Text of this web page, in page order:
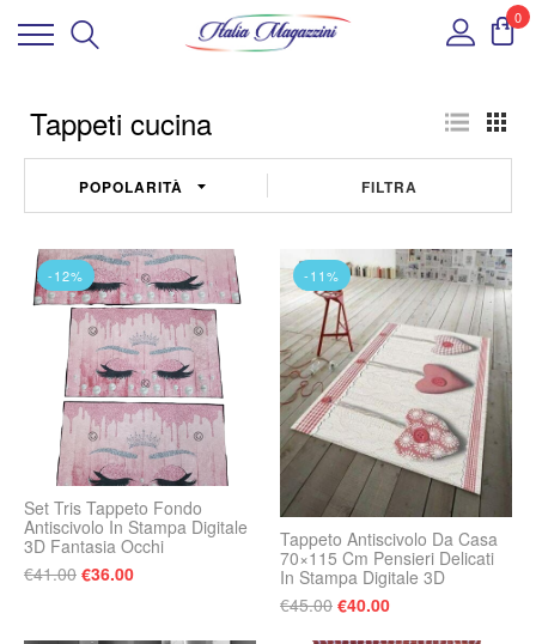
0
Tappeti cucina
FILTRA
-12%
Set Tris Tappeto Fondo
Antiscivolo In Stampa Digitale
3D Fantasia Occhi
€41.00 Il prezzo originale era: €41.00.
€36.00Il prezzo attuale è: €36.00.
-11%
Tappeto Antiscivolo Da Casa
70×115 Cm Pensieri Delicati
In Stampa Digitale 3D
€45.00 Il prezzo originale era:
€40.00Il prezzo attuale